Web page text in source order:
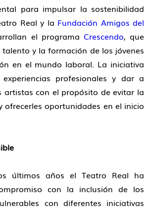
para impulsar la sostenibilidad
Real y la Fundación Amigos del
el programa Crescendo, que
y la formación de los jóvenes
en el mundo laboral. La iniciativa
profesionales y dar a
artistas con el propósito de evitar la
oportunidades en el inicio
últimos años el Teatro Real ha
con la inclusión de los
con diferentes iniciativas